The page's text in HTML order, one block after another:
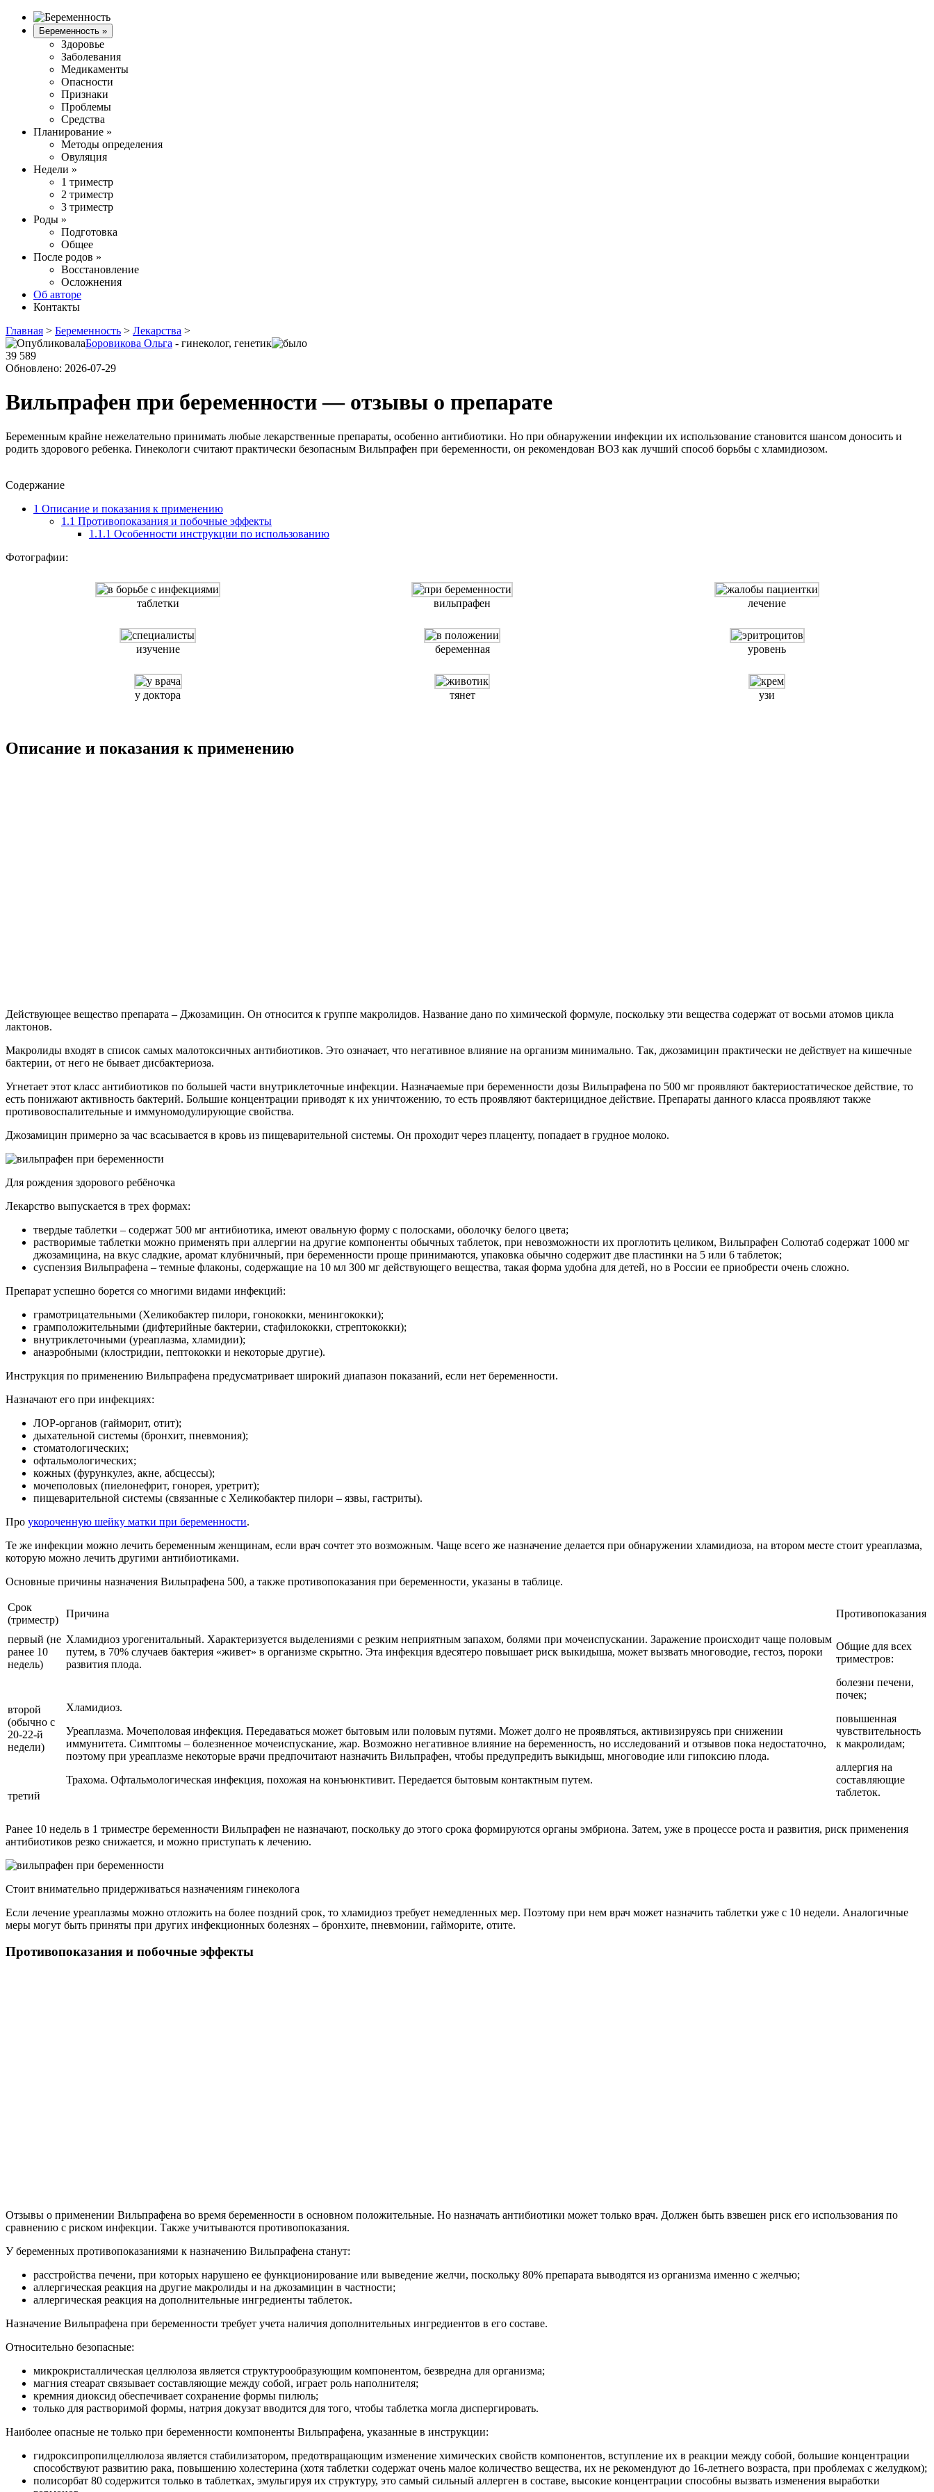
Беременность »
Здоровье
Заболевания
Медикаменты
Опасности
Признаки
Проблемы
Средства
Планирование »
Методы определения
Овуляция
Недели »
1 триместр
2 триместр
3 триместр
Роды »
Подготовка
Общее
После родов »
Восстановление
Осложнения
Об авторе
Контакты
Главная > Беременность > Лекарства >
Боровикова Ольга - гинеколог, генетик
39 589
Обновлено: 2026-07-29
Вильпрафен при беременности — отзывы о препарате
Беременным крайне нежелательно принимать любые лекарственные препараты, особенно антибиотики. Но при обнаружении инфекции их использование становится шансом доносить и
родить здорового ребенка. Гинекологи считают практически безопасным Вильпрафен при беременности, он рекомендован ВОЗ как лучший способ борьбы с хламидиозом.
Содержание
1 Описание и показания к применению
1.1 Противопоказания и побочные эффекты
1.1.1 Особенности инструкции по использованию
Фотографии:
таблетки вильпрафен лечение
изучение беременная уровень
у доктора тянет узи
Описание и показания к применению
Действующее вещество препарата – Джозамицин. Он относится к группе макролидов. Название дано по химической формуле, поскольку эти вещества содержат от восьми атомов цикла
лактонов.
Макролиды входят в список самых малотоксичных антибиотиков. Это означает, что негативное влияние на организм минимально. Так, джозамицин практически не действует на кишечные
бактерии, от него не бывает дисбактериоза.
Угнетает этот класс антибиотиков по большей части внутриклеточные инфекции. Назначаемые при беременности дозы Вильпрафена по 500 мг проявляют бактериостатическое действие, то
есть понижают активность бактерий. Большие концентрации приводят к их уничтожению, то есть проявляют бактерицидное действие. Препараты данного класса проявляют также
противовоспалительные и иммуномодулирующие свойства.
Джозамицин примерно за час всасывается в кровь из пищеварительной системы. Он проходит через плаценту, попадает в грудное молоко.
Для рождения здорового ребёночка
Лекарство выпускается в трех формах:
твердые таблетки – содержат 500 мг антибиотика, имеют овальную форму с полосками, оболочку белого цвета;
растворимые таблетки можно применять при аллергии на другие компоненты обычных таблеток, при невозможности их проглотить целиком, Вильпрафен Солютаб содержат 1000 мг
джозамицина, на вкус сладкие, аромат клубничный, при беременности проще принимаются, упаковка обычно содержит две пластинки на 5 или 6 таблеток;
суспензия Вильпрафена – темные флаконы, содержащие на 10 мл 300 мг действующего вещества, такая форма удобна для детей, но в России ее приобрести очень сложно.
Препарат успешно борется со многими видами инфекций:
грамотрицательными (Хеликобактер пилори, гонококки, менингококки);
грамположительными (дифтерийные бактерии, стафилококки, стрептококки);
внутриклеточными (уреаплазма, хламидии);
анаэробными (клостридии, пептококки и некоторые другие).
Инструкция по применению Вильпрафена предусматривает широкий диапазон показаний, если нет беременности.
Назначают его при инфекциях:
ЛОР-органов (гайморит, отит);
дыхательной системы (бронхит, пневмония);
стоматологических;
офтальмологических;
кожных (фурункулез, акне, абсцессы);
мочеполовых (пиелонефрит, гонорея, уретрит);
пищеварительной системы (связанные с Хеликобактер пилори – язвы, гастриты).
Про укороченную шейку матки при беременности.
Те же инфекции можно лечить беременным женщинам, если врач сочтет это возможным. Чаще всего же назначение делается при обнаружении хламидиоза, на втором месте стоит уреаплазма,
которую можно лечить другими антибиотиками.
Основные причины назначения Вильпрафена 500, а также противопоказания при беременности, указаны в таблице.
Срок
(триместр)
Причина Противопоказания
первый (не
ранее 10
недель)
Хламидиоз урогенитальный. Характеризуется выделениями с резким неприятным запахом, болями при мочеиспускании. Заражение происходит чаще половым
путем, в 70% случаев бактерия «живет» в организме скрытно. Эта инфекция вдесятеро повышает риск выкидыша, может вызвать многоводие, гестоз, пороки
развития плода.
Общие для всех
триместров:
болезни печени,
почек;
повышенная
чувствительность
к макролидам;
аллергия на
составляющие
таблеток.
второй
(обычно с
20-22-й
недели)
Хламидиоз.
Уреаплазма. Мочеполовая инфекция. Передаваться может бытовым или половым путями. Может долго не проявляться, активизируясь при снижении
иммунитета. Симптомы – болезненное мочеиспускание, жар. Возможно негативное влияние на беременность, но исследований и отзывов пока недостаточно,
поэтому при уреаплазме некоторые врачи предпочитают назначить Вильпрафен, чтобы предупредить выкидыш, многоводие или гипоксию плода.
Трахома. Офтальмологическая инфекция, похожая на конъюнктивит. Передается бытовым контактным путем.
третий
Ранее 10 недель в 1 триместре беременности Вильпрафен не назначают, поскольку до этого срока формируются органы эмбриона. Затем, уже в процессе роста и развития, риск применения
антибиотиков резко снижается, и можно приступать к лечению.
Стоит внимательно придерживаться назначениям гинеколога
Если лечение уреаплазмы можно отложить на более поздний срок, то хламидиоз требует немедленных мер. Поэтому при нем врач может назначить таблетки уже с 10 недели. Аналогичные
меры могут быть приняты при других инфекционных болезнях – бронхите, пневмонии, гайморите, отите.
Противопоказания и побочные эффекты
Отзывы о применении Вильпрафена во время беременности в основном положительные. Но назначать антибиотики может только врач. Должен быть взвешен риск его использования по
сравнению с риском инфекции. Также учитываются противопоказания.
У беременных противопоказаниями к назначению Вильпрафена станут:
расстройства печени, при которых нарушено ее функционирование или выведение желчи, поскольку 80% препарата выводятся из организма именно с желчью;
аллергическая реакция на другие макролиды и на джозамицин в частности;
аллергическая реакция на дополнительные ингредиенты таблеток.
Назначение Вильпрафена при беременности требует учета наличия дополнительных ингредиентов в его составе.
Относительно безопасные:
микрокристаллическая целлюлоза является структурообразующим компонентом, безвредна для организма;
магния стеарат связывает составляющие между собой, играет роль наполнителя;
кремния диоксид обеспечивает сохранение формы пилюль;
только для растворимой формы, натрия докузат вводится для того, чтобы таблетка могла диспергировать.
Наиболее опасные не только при беременности компоненты Вильпрафена, указанные в инструкции:
гидроксипропилцеллюлоза является стабилизатором, предотвращающим изменение химических свойств компонентов, вступление их в реакции между собой, большие концентрации
способствуют развитию рака, повышению холестерина (хотя таблетки содержат очень малое количество вещества, их не рекомендуют до 16-летнего возраста, при проблемах с желудком);
полисорбат 80 содержится только в таблетках, эмульгируя их структуру, это самый сильный аллерген в составе, высокие концентрации способны вызвать изменения выработки